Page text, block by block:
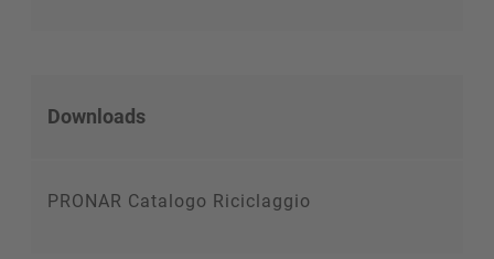
Downloads
PRONAR Catalogo Riciclaggio